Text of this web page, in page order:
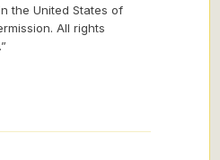
the United States of
All rights